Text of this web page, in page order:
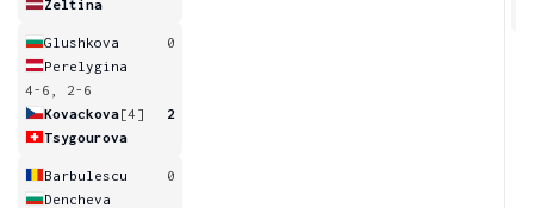
Zeltina
Glushkova
0
Perelygina
4-6, 2-6
Kovackova[4]
2
Tsygourova
Barbulescu
0
Dencheva